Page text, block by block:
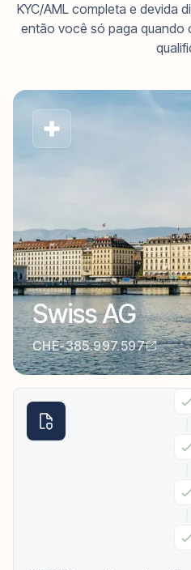
KYC/AML completa e devida
então você só paga quando
Swiss AG
CHE-385.997.597